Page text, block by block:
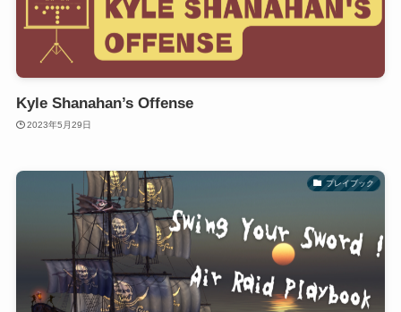
Kyle Shanahan’s Offense
2023年5月29日
プレイブック